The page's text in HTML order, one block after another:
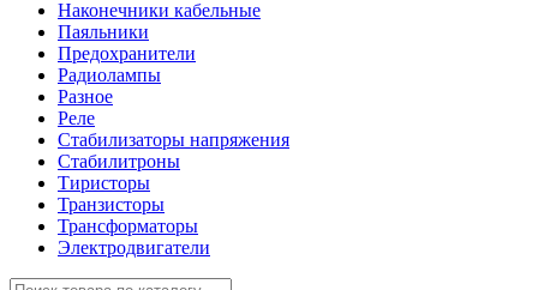
Наконечники кабельные
Паяльники
Предохранители
Радиолампы
Разное
Реле
Стабилизаторы напряжения
Стабилитроны
Тиристоры
Транзисторы
Трансформаторы
Электродвигатели